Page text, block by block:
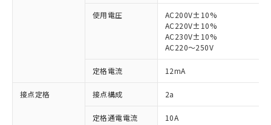
使用電圧
AC200V±10%
AC220V±10%
AC230V±10%
AC220～250V
定格電流 12mA
接点定格 接点構成 2a
定格通電電流 10A
対応済み：EU RoHS指令（10物質）の
非含有に対応した製品が提供可能な商品で
対応予定：EU RoHS指令（10物質）の非含
有に対応した製品に切り替える予定のある